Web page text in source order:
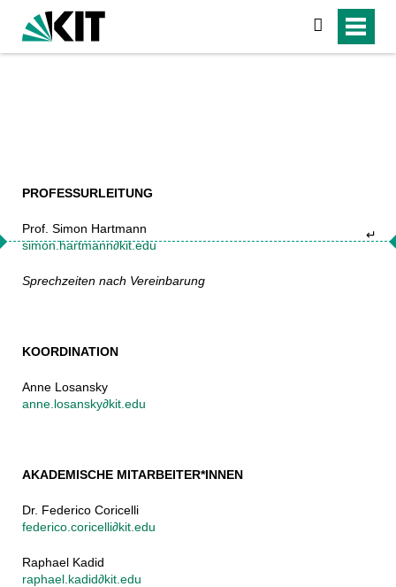
suchen
↵
PROFESSURLEITUNG
Prof. Simon Hartmann
simon.hartmann∂kit.edu
Sprechzeiten nach Vereinbarung
KOORDINATION
Anne Losansky
anne.losansky∂kit.edu
AKADEMISCHE MITARBEITER*INNEN
Dr. Federico Coricelli
federico.coricelli∂kit.edu
Raphael Kadid
raphael.kadid∂kit.edu